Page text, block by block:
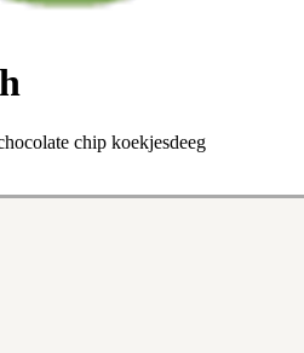
chip koekjesdeeg